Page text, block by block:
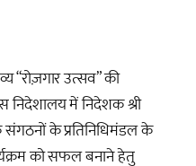
उत्सव” की
निदेशालय में निदेशक श्री
के प्रतिनिधिमंडल के
को सफल बनाने हेतु